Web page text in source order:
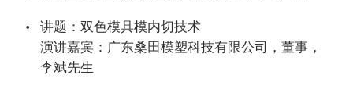
讲题：双色模具模内切技术
演讲嘉宾：广东桑田模塑科技有限公司，董事，
李斌先生